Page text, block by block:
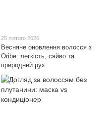
25 лютого 2026
Весняне оновлення волосся з
Oribe: легкість, сяйво та
природний рух